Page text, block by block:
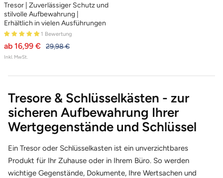
Tresor | Zuverlässiger Schutz und
stilvolle Aufbewahrung |
Erhältlich in vielen Ausführungen
1 Bewertung
angebotspreis
ab 16,99 € regulärer preis
29,98 €
Inkl. MwSt.
Tresore & Schlüsselkästen - zur
sicheren Aufbewahrung Ihrer
Wertgegenstände und Schlüssel
Ein Tresor oder Schlüsselkasten ist ein unverzichtbares
Produkt für Ihr Zuhause oder in Ihrem Büro. So werden
wichtige Gegenstände, Dokumente, Ihre Wertsachen und